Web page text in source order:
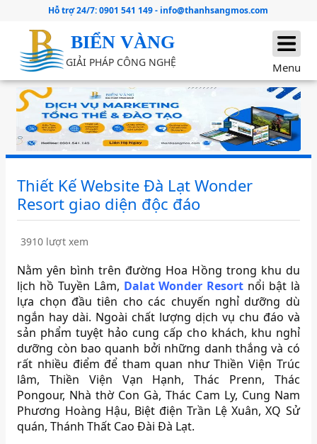
Hỗ trợ 24/7:0901 541 149- info@thanhsangmos.com
BIỂN VÀNG
GIẢI PHÁP CÔNG NGHỆ Menu
Thiết Kế Website Đà Lạt Wonder
Resort giao diện độc đáo
3910 lượt xem
Nằm yên bình trên đường Hoa Hồng trong khu du
lịch hồ Tuyền Lâm, Dalat Wonder Resort nổi bật là
lựa chọn đầu tiên cho các chuyến nghỉ dưỡng dù
ngắn hay dài. Ngoài chất lượng dịch vụ chu đáo và
sản phẩm tuyệt hảo cung cấp cho khách, khu nghỉ
dưỡng còn bao quanh bởi những danh thắng và có
rất nhiều điểm để tham quan như Thiền Viện Trúc
lâm, Thiền Viện Vạn Hạnh, Thác Prenn, Thác
Pongour, Nhà thờ Con Gà, Thác Cam Ly, Cung Nam
Phương Hoàng Hậu, Biệt điện Trần Lệ Xuân, XQ Sử
quán, Thánh Thất Cao Đài Đà Lạt.